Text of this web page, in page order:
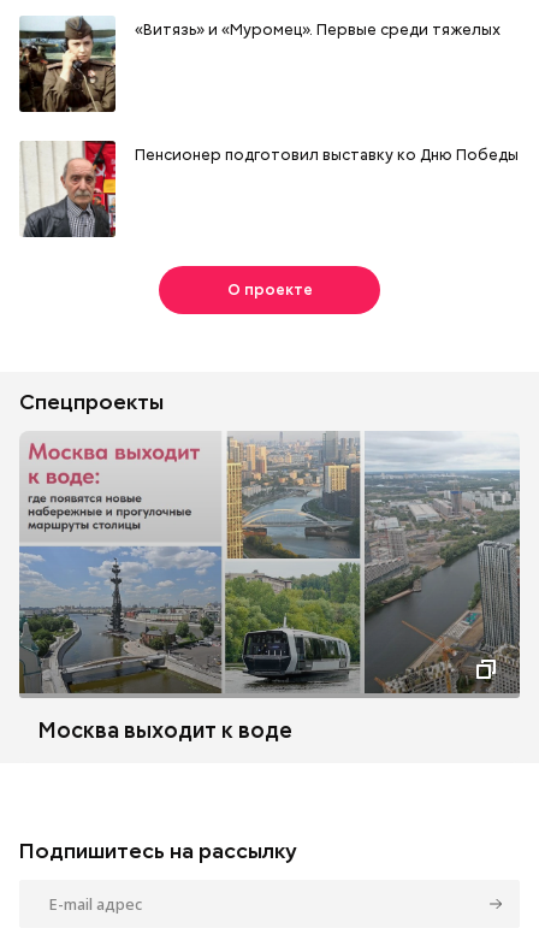
«Витязь» и «Муромец». Первые среди тяжелых
Пенсионер подготовил выставку ко Дню Победы
О проекте
Спецпроекты
Москва выходит к воде
Подпишитесь на рассылку